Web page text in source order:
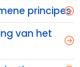
principes
van het